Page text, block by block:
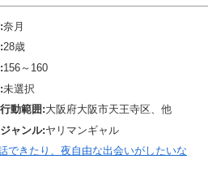
奈月
28歳
156～160
未選択
動範囲:大阪府大阪市天王寺区、他
ャンル:ヤリマンギャル
できたり、夜自由な出会いがしたいな